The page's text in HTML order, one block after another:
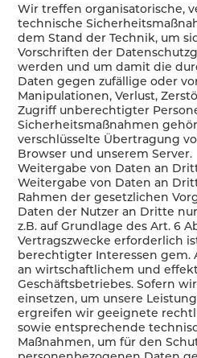
Wir treffen organisatorische,
technische
dem Stand der Technik, um
Vorschriften der
werden und um damit die
Daten gegen zufällige oder
Manipulationen, Verlust,
Zugriff unberechtigter
Sicherheitsmaßnahmen
verschlüsselte Übertragung
Browser und unserem Server.
Weitergabe von Daten an
Weitergabe von Daten an
Rahmen der gesetzlichen
Daten der Nutzer an Dritte
z.B. auf Grundlage des Art. 6
Vertragszwecke erforderlich
berechtigter Interessen gem.
an wirtschaftlichem und
Geschäftsbetriebes. Sofern
einsetzen, um unsere
ergreifen wir geeignete
sowie entsprechende
Maßnahmen, um für den